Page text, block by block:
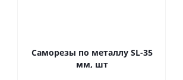
Саморезы по металлу SL-35
мм, шт